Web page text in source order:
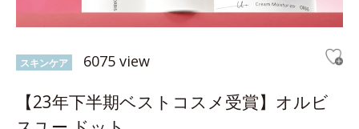
スキンケア 6075 view
【23年下半期ベストコスメ受賞】オルビ